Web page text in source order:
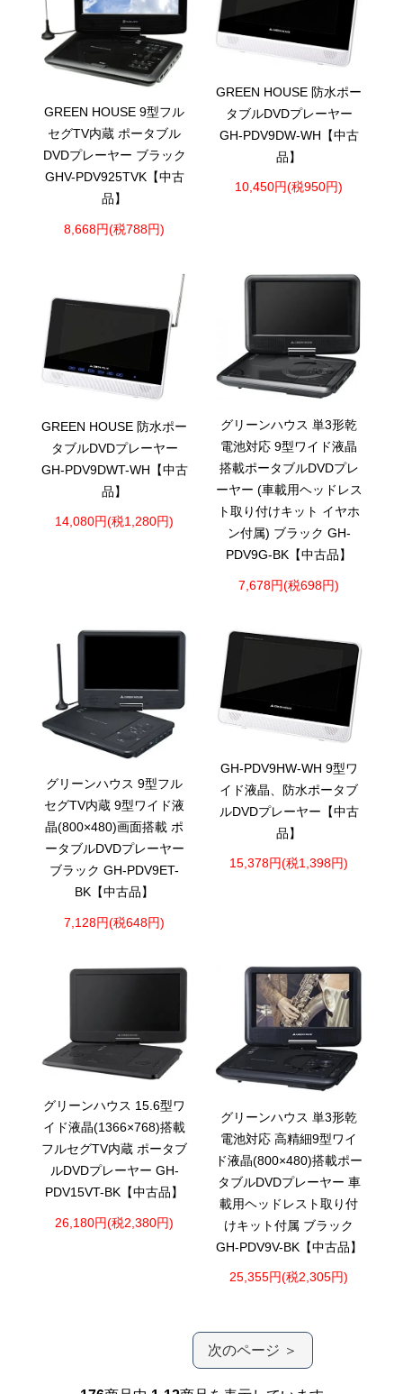
GREEN HOUSE 9型フル
セグTV内蔵 ポータブル
DVDプレーヤー ブラック
GHV-PDV925TVK【中古
品】
8,668円(税788円)
GREEN HOUSE 防水ポー
タブルDVDプレーヤー
GH-PDV9DW-WH【中古
品】
10,450円(税950円)
GREEN HOUSE 防水ポー
タブルDVDプレーヤー
GH-PDV9DWT-WH【中古
品】
14,080円(税1,280円)
グリーンハウス 単3形乾
電池対応 9型ワイド液晶
搭載ポータブルDVDプレ
ーヤー (車載用ヘッドレス
ト取り付けキット イヤホ
ン付属) ブラック GH-
PDV9G-BK【中古品】
7,678円(税698円)
グリーンハウス 9型フル
セグTV内蔵 9型ワイド液
晶(800×480)画面搭載 ポ
ータブルDVDプレーヤー
ブラック GH-PDV9ET-
BK【中古品】
7,128円(税648円)
GH-PDV9HW-WH 9型ワ
イド液晶、防水ポータブ
ルDVDプレーヤー【中古
品】
15,378円(税1,398円)
グリーンハウス 15.6型ワ
イド液晶(1366×768)搭載
フルセグTV内蔵 ポータブ
ルDVDプレーヤー GH-
PDV15VT-BK【中古品】
26,180円(税2,380円)
グリーンハウス 単3形乾
電池対応 高精細9型ワイ
ド液晶(800×480)搭載ポー
タブルDVDプレーヤー 車
載用ヘッドレスト取り付
けキット付属 ブラック
GH-PDV9V-BK【中古品】
25,355円(税2,305円)
次のページ ＞